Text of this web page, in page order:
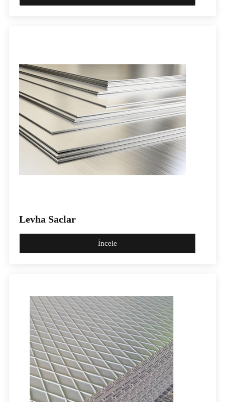
Levha Saclar
İncele